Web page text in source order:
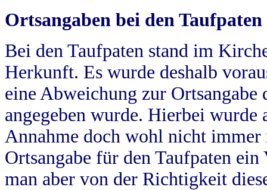
Ortsangaben bei den Taufpaten
Bei den Taufpaten stand im
Herkunft. Es wurde deshalb
eine Abweichung zur
angegeben wurde. Hierbei wurde
Annahme doch wohl nicht
Ortsangabe für den Taufpaten
man aber von der Richtigkeit